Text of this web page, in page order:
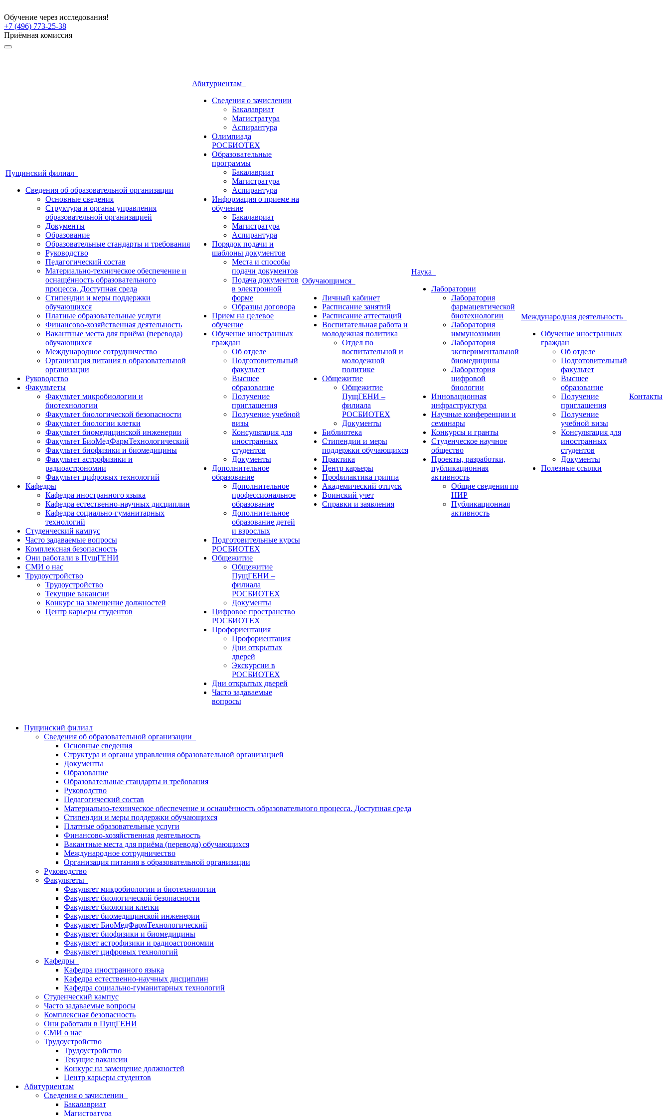
Обучение через исследования!
+7 (496) 773-25-38
Приёмная комиссия
Пущинский филиал
Сведения об образовательной организации
Основные сведения
Структура и органы управления
образовательной организацией
Документы
Образование
Образовательные стандарты и требования
Руководство
Педагогический состав
Материально-техническое обеспечение и
оснащённость образовательного
процесса. Доступная среда
Стипендии и меры поддержки
обучающихся
Платные образовательные услуги
Финансово-хозяйственная деятельность
Вакантные места для приёма (перевода)
обучающихся
Международное сотрудничество
Организация питания в образовательной
организации
Руководство
Факультеты
Факультет микробиологии и
биотехнологии
Факультет биологической безопасности
Факультет биологии клетки
Факультет биомедицинской инженерии
Факультет БиоМедФармТехнологический
Факультет биофизики и биомедицины
Факультет астрофизики и
радиоастрономии
Факультет цифровых технологий
Кафедры
Кафедра иностранного языка
Кафедра естественно-научных дисциплин
Кафедра социально-гуманитарных
технологий
Студенческий кампус
Часто задаваемые вопросы
Комплексная безопасность
Они работали в ПущГЕНИ
СМИ о нас
Трудоустройство
Трудоустройство
Текущие вакансии
Конкурс на замещение должностей
Центр карьеры студентов
Абитуриентам
Сведения о зачислении
Бакалавриат
Магистратура
Аспирантура
Олимпиада
РОСБИОТЕХ
Образовательные
программы
Бакалавриат
Магистратура
Аспирантура
Информация о приеме на
обучение
Бакалавриат
Магистратура
Аспирантура
Порядок подачи и
шаблоны документов
Места и способы
подачи документов
Подача документов
в электронной
форме
Образцы договора
Прием на целевое
обучение
Обучение иностранных
граждан
Об отделе
Подготовительный
факультет
Высшее
образование
Получение
приглашения
Получение учебной
визы
Консультация для
иностранных
студентов
Документы
Дополнительное
образование
Дополнительное
профессиональное
образование
Дополнительное
образование детей
и взрослых
Подготовительные курсы
РОСБИОТЕХ
Общежитие
Общежитие
ПущГЕНИ –
филиала
РОСБИОТЕХ
Документы
Цифровое пространство
РОСБИОТЕХ
Профориентация
Профориентация
Дни открытых
дверей
Экскурсии в
РОСБИОТЕХ
Дни открытых дверей
Часто задаваемые
вопросы
Обучающимся
Личный кабинет
Расписание занятий
Расписание аттестаций
Воспитательная работа и
молодежная политика
Отдел по
воспитательной и
молодежной
политике
Общежитие
Общежитие
ПущГЕНИ –
филиала
РОСБИОТЕХ
Документы
Библиотека
Стипендии и меры
поддержки обучающихся
Практика
Центр карьеры
Профилактика гриппа
Академический отпуск
Воинский учет
Справки и заявления
Наука
Лаборатории
Лаборатория
фармацевтической
биотехнологии
Лаборатория
иммунохимии
Лаборатория
экспериментальной
биомедицины
Лаборатория
цифровой
биологии
Инновационная
инфраструктура
Научные конференции и
семинары
Конкурсы и гранты
Студенческое научное
общество
Проекты, разработки,
публикационная
активность
Общие сведения по
НИР
Публикационная
активность
Международная деятельность
Обучение иностранных
граждан
Об отделе
Подготовительный
факультет
Высшее
образование
Получение
приглашения
Получение
учебной визы
Консультация для
иностранных
студентов
Документы
Полезные ссылки
Контакты
Пущинский филиал
Сведения об образовательной организации
Основные сведения
Структура и органы управления образовательной организацией
Документы
Образование
Образовательные стандарты и требования
Руководство
Педагогический состав
Материально-техническое обеспечение и оснащённость образовательного процесса. Доступная среда
Стипендии и меры поддержки обучающихся
Платные образовательные услуги
Финансово-хозяйственная деятельность
Вакантные места для приёма (перевода) обучающихся
Международное сотрудничество
Организация питания в образовательной организации
Руководство
Факультеты
Факультет микробиологии и биотехнологии
Факультет биологической безопасности
Факультет биологии клетки
Факультет биомедицинской инженерии
Факультет БиоМедФармТехнологический
Факультет биофизики и биомедицины
Факультет астрофизики и радиоастрономии
Факультет цифровых технологий
Кафедры
Кафедра иностранного языка
Кафедра естественно-научных дисциплин
Кафедра социально-гуманитарных технологий
Студенческий кампус
Часто задаваемые вопросы
Комплексная безопасность
Они работали в ПущГЕНИ
СМИ о нас
Трудоустройство
Трудоустройство
Текущие вакансии
Конкурс на замещение должностей
Центр карьеры студентов
Абитуриентам
Сведения о зачислении
Бакалавриат
Магистратура